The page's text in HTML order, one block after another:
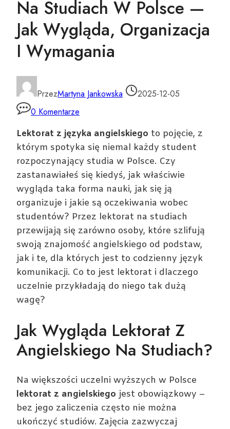
Na Studiach W Polsce —
Jak Wygląda, Organizacja
I Wymagania
PrzezMartyna Jankowska
2025-12-05
0 Komentarze
Lektorat z języka angielskiego to pojęcie, z
którym spotyka się niemal każdy student
rozpoczynający studia w Polsce. Czy
zastanawiałeś się kiedyś, jak właściwie
wygląda taka forma nauki, jak się ją
organizuje i jakie są oczekiwania wobec
studentów? Przez lektorat na studiach
przewijają się zarówno osoby, które szlifują
swoją znajomość angielskiego od podstaw,
jak i te, dla których jest to codzienny język
komunikacji. Co to jest lektorat i dlaczego
uczelnie przykładają do niego tak dużą
wagę?
Jak Wygląda Lektorat Z
Angielskiego Na Studiach?
Na większości uczelni wyższych w Polsce
lektorat z angielskiego jest obowiązkowy –
bez jego zaliczenia często nie można
ukończyć studiów. Zajęcia zazwyczaj